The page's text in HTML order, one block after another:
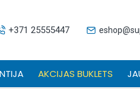
+371 25555447
AKCIJAS BUKLETS